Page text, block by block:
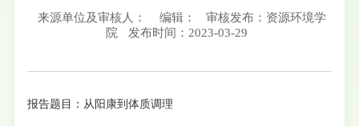
来源单位及审核人： 编辑：
审核发布：资源环境学
院
发布时间：2023-03-29
报告题目：从阳康到体质调理